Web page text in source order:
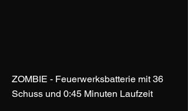
ZOMBIE - Feuerwerksbatterie mit 36
Schuss und 0:45 Minuten Laufzeit